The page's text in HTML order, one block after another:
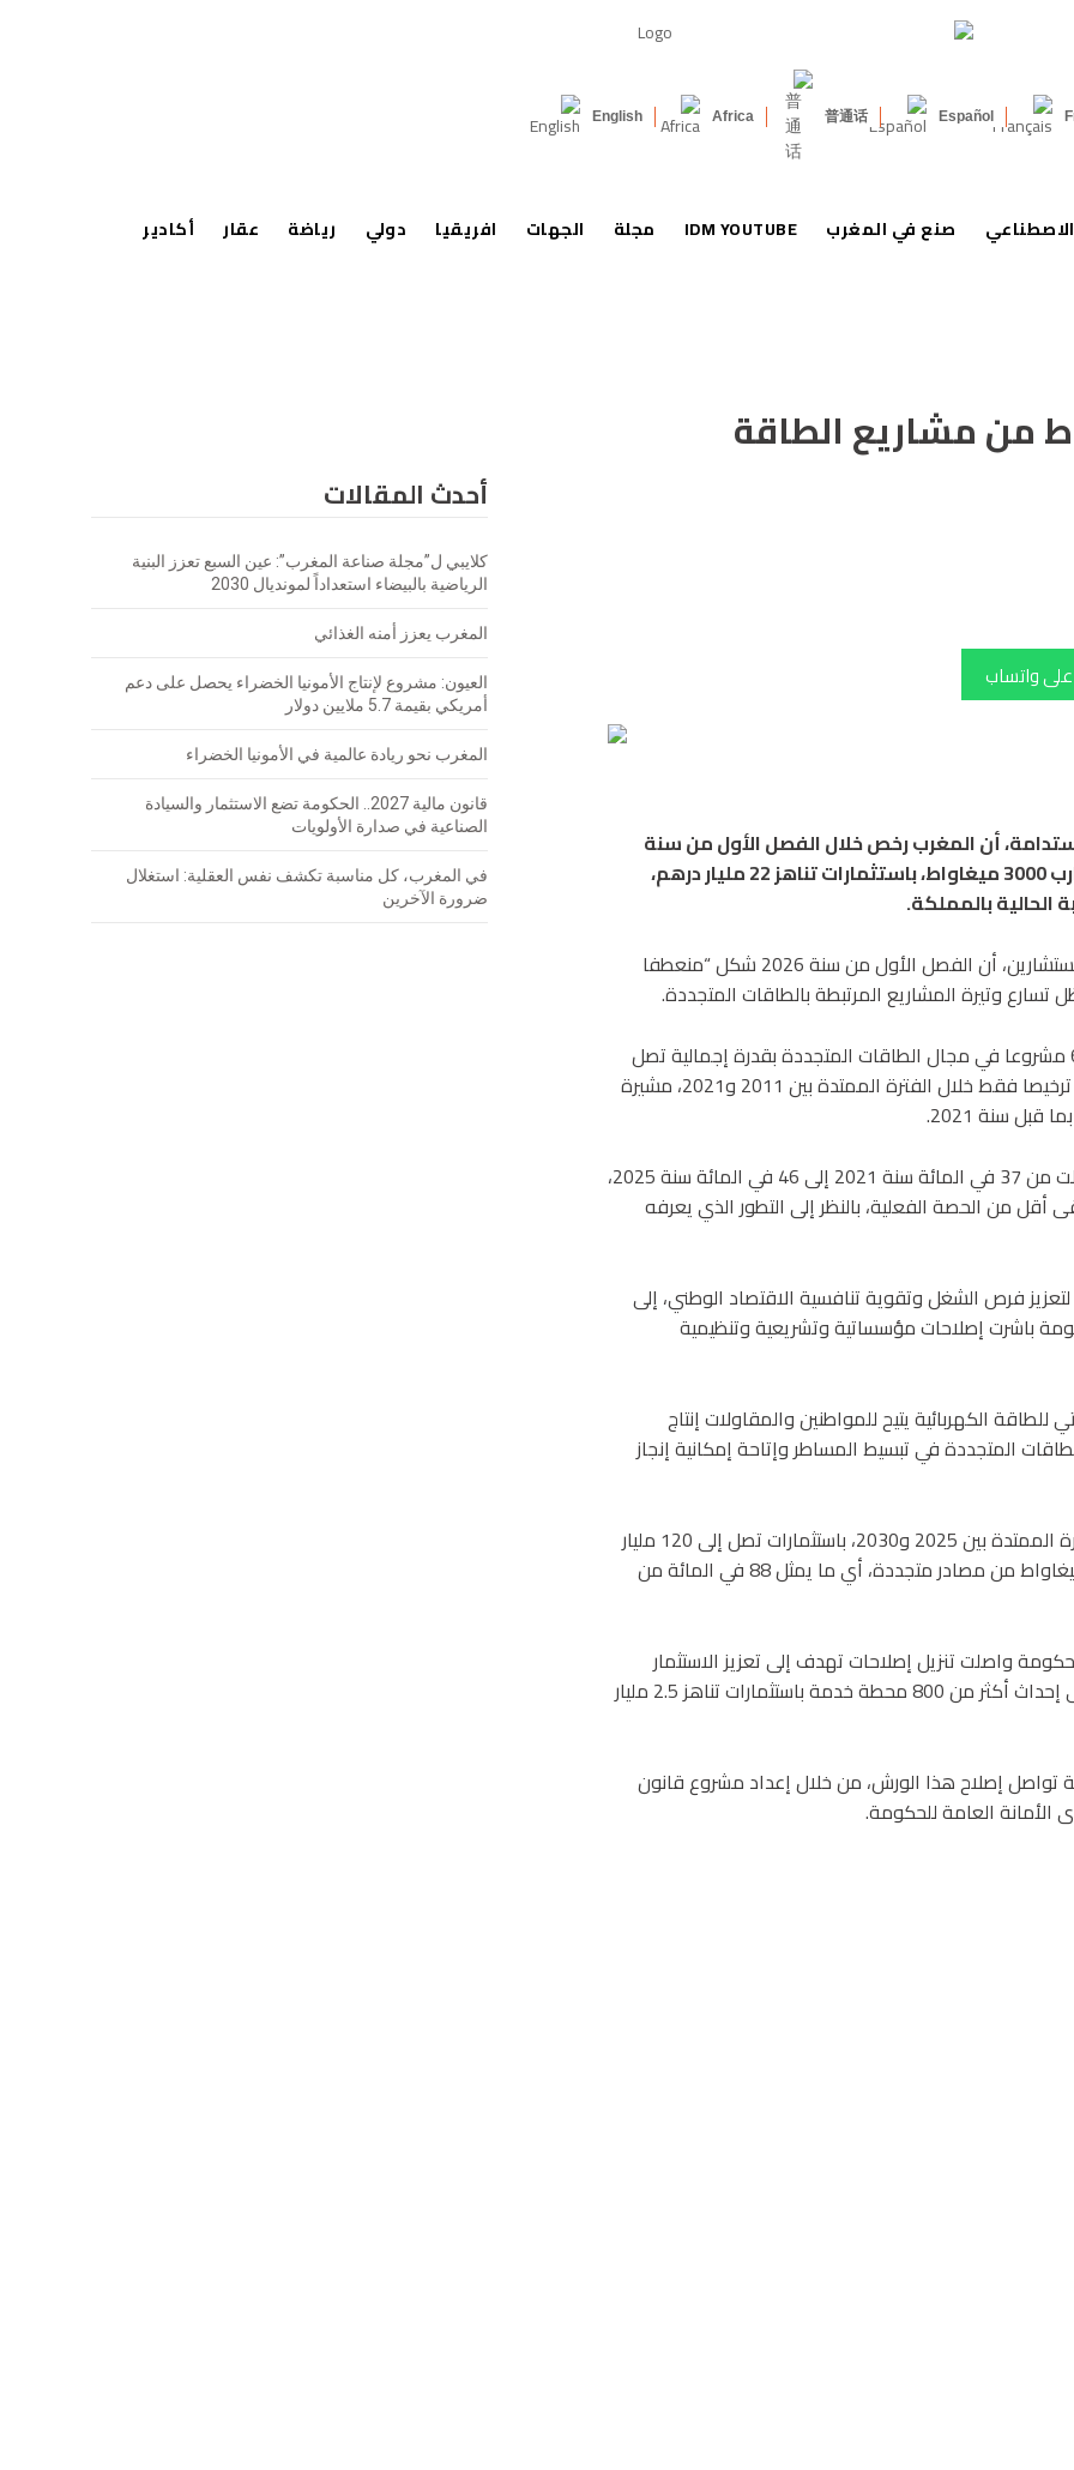
Español
普通话
Africa
English
صنع في المغرب IDM YOUTUBE مجلة الجهات افريقيا دولي رياضة عقار أكادير
أحدث المقالات
كلايبي ل”مجلة صناعة المغرب”: عين السبع تعزز البنية
الرياضية بالبيضاء استعداداً لمونديال 2030
المغرب يعزز أمنه الغذائي
العيون: مشروع لإنتاج الأمونيا الخضراء يحصل على دعم
أمريكي بقيمة 5.7 ملايين دولار
المغرب نحو ريادة عالمية في الأمونيا الخضراء
قانون مالية 2027.. الحكومة تضع الاستثمار والسيادة
الصناعية في صدارة الأولويات
في المغرب، كل مناسبة تكشف نفس العقلية: استغلال
ضرورة الآخرين
لـ3000 ميغاواط من مشاريع الطاقة
على واتساب
أن المغرب رخص خلال الفصل الأول من سنة
2026 لمجموعة من مشاريع الطاقة بقدرة إجمالية تقارب 3000 ميغاواط، باستثمارات تناهز 22 مليار درهم،
الحالية بالمملكة.
وأوضحت الوزيرة، خلال جلسة الأسئلة الشفهية بمجلس المستشارين، أن الفصل الأول من سنة 2026 شكل “منعطفا
تسارع وتيرة المشاريع المرتبطة بالطاقات المتجددة.
وأضافت أن الوزارة رخصت، منذ سنة 2021، لما مجموعه 66 مشروعا في مجال الطاقات المتجددة بقدرة إجمالية تصل
إلى 6 جيغاواط، باستثمارات تفوق 55 مليار درهم، مقابل 23 ترخيصا فقط خلال الفترة الممتدة بين 2011 و2021، مشيرة
سنة 2021.
وسجلت بنعلي أن حصة الطاقات المتجددة في المغرب انتقلت من 37 في المائة سنة 2021 إلى 46 في المائة سنة 2025،
أقل من الحصة الفعلية، بالنظر إلى التطور الذي يعرفه
فرص الشغل وتقوية تنافسية الاقتصاد الوطني، إلى
باشرت إصلاحات مؤسساتية وتشريعية وتنظيمية
للطاقة الكهربائية يتيح للمواطنين والمقاولات إنتاج
المتجددة في تبسيط المساطر وإتاحة إمكانية إنجاز
كما كشفت بنعلي عن إعداد مخطط للتجهيز الكهربائي للفترة الممتدة بين 2025 و2030، باستثمارات تصل إلى 120 مليار
درهم، وبقدرة إضافية تبلغ 15 جيغاواط، منها أكثر من 12 جيغاواط من مصادر متجددة، أي ما يمثل 88 في المائة من
واصلت تنزيل إصلاحات تهدف إلى تعزيز الاستثمار
والمنافسة، عبر تبسيط ورقمنة المساطر الإدارية، مشيرة إلى إحداث أكثر من 800 محطة خدمة باستثمارات تناهز 2.5 مليار
تواصل إصلاح هذا الورش، من خلال إعداد مشروع قانون
العامة للحكومة.